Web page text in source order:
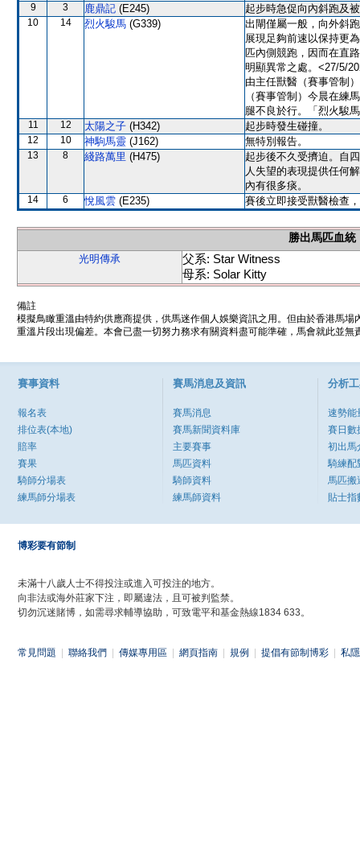
9 3 鹿鼎記 (E245) 起步時急促向內斜跑及
10 14 烈火駿馬 (G339)
出閘僅屬一般，向外斜
展現足夠前速以保持更
匹內側競跑，因而在直
明顯異常之處。<27/5/
由主任獸醫（賽事管制
（賽事管制）今晨在練
腿不良於行。「烈火駿
11 12 太陽之子 (H342) 起步時發生碰撞。
12 10 神駒馬靈 (J162) 無特別報告。
13 8 綫路萬里 (H475)
起步後不久受擠迫。自
人失望的表現提供任何
內有很多痰。
14 6 悅風雲 (E235) 賽後立即接受獸醫檢查
勝出馬匹血統
光明傳承
父系: Star Witness
母系: Solar Kitty
備註
模擬鳥瞰重溫由特約供應商提供，供馬迷作個人娛樂資訊之用。但由於香港馬
重溫片段出現偏差。本會已盡一切努力務求有關資料盡可能準確，馬會就此並
賽事資料
報名表
排位表(本地)
賠率
賽果
騎師分場表
練馬師分場表
賽馬消息及資訊
賽馬消息
賽馬新聞資料庫
主要賽事
馬匹資料
騎師資料
練馬師資料
分析
速勢能
賽日數
初出馬
騎練配
馬匹搬
貼士指
博彩要有節制
未滿十八歲人士不得投注或進入可投注的地方。
向非法或海外莊家下注，即屬違法，且可被判監禁。
切勿沉迷賭博，如需尋求輔導協助，可致電平和基金熱線1834 633。
常見問題 聯絡我們 傳媒專用區 網頁指南 規例 提倡有節制博彩 私